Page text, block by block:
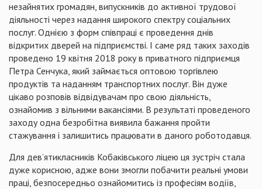
незайнятих громадян, випускників до активної трудової
діяльності через надання широкого спектру соціальних
послуг. Однією з форм співпраці є проведення днів
відкритих дверей на підприємстві. І саме ряд таких заходів
проведено 19 квітня 2018 року в приватного підприємця
Петра Сенчука, який займається оптовою торгівлею
продуктів та наданням транспортних послуг. Він дуже
цікаво розповів відвідувачам про свою діяльність,
ознайомив з вільними вакансіями. В результаті проведеного
заходу одна безробітна виявила бажання пройти
стажування і залишитись працювати в даного роботодавця.
Для дев’ятикласників Кобаківського ліцею ця зустріч стала
дуже корисною, адже вони змогли побачити реальні умови
праці, безпосередньо ознайомитись із професіям водіїв,